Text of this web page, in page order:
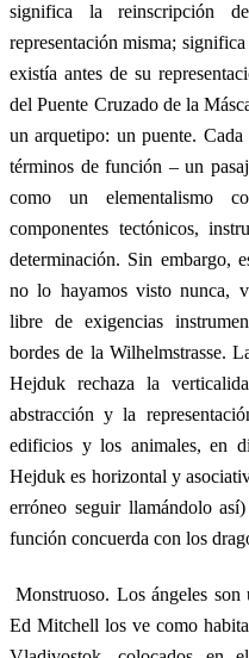
significa la reinscripción
representación misma;
existía antes de su
del Puente Cruzado de la
un arquetipo: un puente.
términos de función – un
como un elementalismo
componentes tectónicos,
determinación. Sin embargo,
no lo hayamos visto nunca,
libre de exigencias
bordes de la Wilhelmstrasse.
Hejduk rechaza la
abstracción y la
edificios y los animales, en
Hejduk es horizontal y
erróneo seguir llamándolo
función concuerda con los
Monstruoso. Los ángeles son
Ed Mitchell los ve como